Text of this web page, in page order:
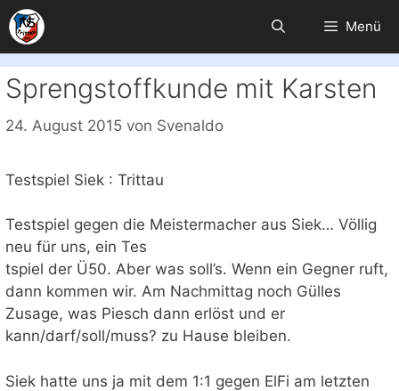
Zum
Inhalt
springen
Menü
Sprengstoffkunde mit Karsten
24. August 2015 von Svenaldo
Testspiel Siek : Trittau
Testspiel gegen die Meistermacher aus Siek… Völlig
neu für uns, ein Tes
tspiel der Ü50. Aber was soll’s. Wenn ein Gegner ruft,
dann kommen wir. Am Nachmittag noch Gülles
Zusage, was Piesch dann erlöst und er
kann/darf/soll/muss? zu Hause bleiben.
Siek hatte uns ja mit dem 1:1 gegen ElFi am letzten